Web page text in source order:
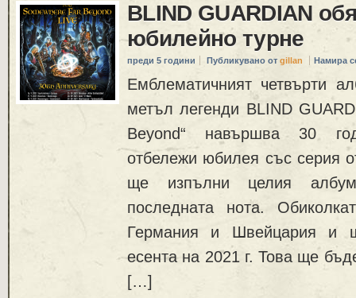
BLIND GUARDIAN
юбилейно турне
преди 5 години Публикувано от gillan Намира
Емблематичният четвърти
метъл легенди BLIND
Beyond“ навършва 30
отбележи юбилея със серия
ще изпълни целия
последната нота.
Германия и Швейцария и
есента на 2021 г. Това ще
[…]